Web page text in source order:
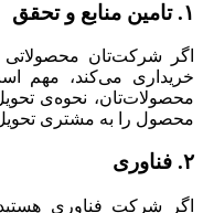
۱. تامین منابع و تحقق
اگر شرکت‌تان
خریداری می‌کند، مهم
محصولات‌تان، نحوه‌ی
محصول را به مشتری
۲. فناوری
اگر شرکت فناوری